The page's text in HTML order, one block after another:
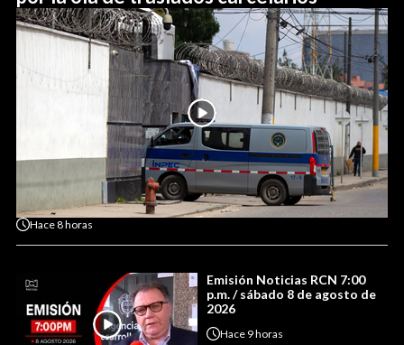
Hace8 horas
Emisión Noticias RCN 7:00
p.m. / sábado 8 de agosto de
2026
Hace 9 horas